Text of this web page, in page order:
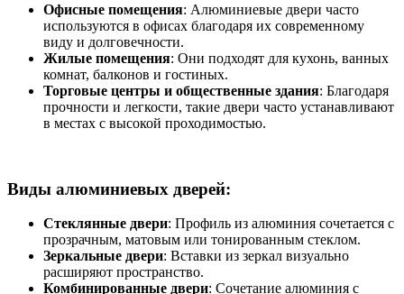
Офисные помещения: Алюминиевые двери часто
используются в офисах благодаря их современному
виду и долговечности.
Жилые помещения: Они подходят для кухонь, ванных
комнат, балконов и гостиных.
Торговые центры и общественные здания: Благодаря
прочности и легкости, такие двери часто устанавливают
в местах с высокой проходимостью.
Виды алюминиевых дверей:
Стеклянные двери: Профиль из алюминия сочетается с
прозрачным, матовым или тонированным стеклом.
Зеркальные двери: Вставки из зеркал визуально
расширяют пространство.
Комбинированные двери: Сочетание алюминия с